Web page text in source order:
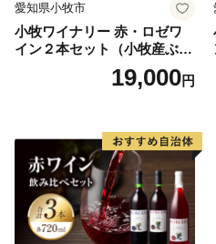
・お礼の品の写真はイメージ
■ワンストップ特例申請
特例申請が可能になりました。
成し、メニューに沿って手
体マイページは、株式会社
グが提供するサービスです。
※引き続き、郵送による申請
愛知県小牧市
小牧ワイナリー 赤・ロゼワ
イン２本セット（小牧産ぶど
19,000円